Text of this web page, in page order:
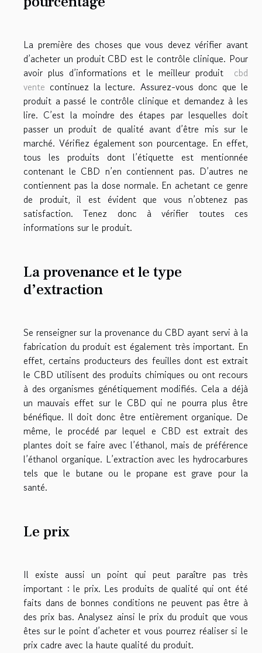
La première des choses que vous devez vérifier avant
d’acheter un produit CBD est le contrôle clinique. Pour
avoir plus d’informations et le meilleur produit cbd
vente continuez la lecture. Assurez-vous donc que le
produit a passé le contrôle clinique et demandez à les
lire. C’est la moindre des étapes par lesquelles doit
passer un produit de qualité avant d’être mis sur le
marché. Vérifiez également son pourcentage. En effet,
tous les produits dont l’étiquette est mentionnée
contenant le CBD n’en contiennent pas. D’autres ne
contiennent pas la dose normale. En achetant ce genre
de produit, il est évident que vous n’obtenez pas
satisfaction. Tenez donc à vérifier toutes ces
informations sur le produit.
La provenance et le type
d’extraction
Se renseigner sur la provenance du CBD ayant servi à la
fabrication du produit est également très important. En
effet, certains producteurs des feuilles dont est extrait
le CBD utilisent des produits chimiques ou ont recours
à des organismes génétiquement modifiés. Cela a déjà
un mauvais effet sur le CBD qui ne pourra plus être
bénéfique. Il doit donc être entièrement organique. De
même, le procédé par lequel e CBD est extrait des
plantes doit se faire avec l’éthanol, mais de préférence
l’éthanol organique. L’extraction avec les hydrocarbures
tels que le butane ou le propane est grave pour la
santé.
Le prix
Il existe aussi un point qui peut paraître pas très
important : le prix. Les produits de qualité qui ont été
faits dans de bonnes conditions ne peuvent pas être à
des prix bas. Analysez ainsi le prix du produit que vous
êtes sur le point d’acheter et vous pourrez réaliser si le
prix cadre avec la haute qualité du produit.